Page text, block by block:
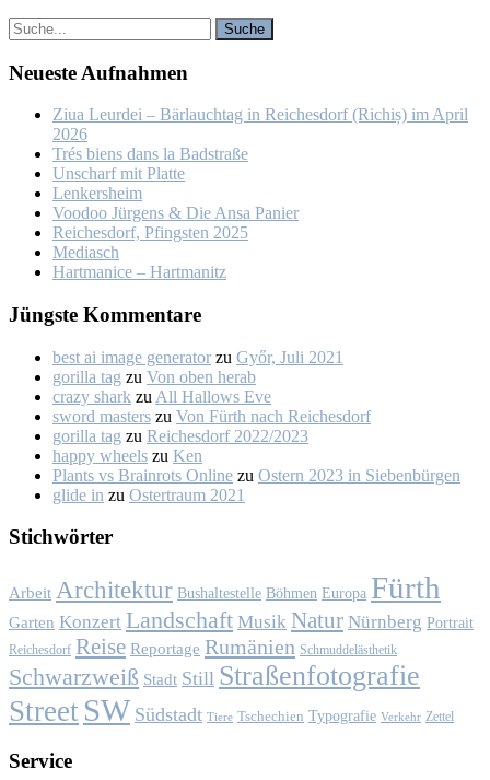
Neu­es­te Auf­nah­men
Ziua Leur­dei – Bär­lauch­tag in Rei­ches­dorf (Ri­chiș) im April
2026
Trés biens dans la Bad­stra­ße
Un­scharf mit Plat­te
Len­kers­heim
Voo­doo Jür­gens & Die An­sa Pa­nier
Rei­ches­dorf, Pfings­ten 2025
Me­dia­sch
Hart­ma­nice – Hart­ma­nitz
Jüngs­te Kom­men­ta­re
best ai image generator zu Győr, Ju­li 2021
gorilla tag zu Von oben her­ab
crazy shark zu All Hal­lows Eve
sword masters zu Von Fürth nach Rei­ches­dorf
gorilla tag zu Rei­ches­dorf 2022/2023
happy wheels zu Ken
Plants vs Brainrots Online zu Os­tern 2023 in Sie­ben­bür­gen
glide in zu Os­ter­traum 2021
Stich­wör­ter
Arbeit Architektur Bushaltestelle Böhmen Europa Fürth
Garten Konzert Landschaft Musik Natur Nürnberg Portrait
Reichesdorf Reise Reportage Rumänien Schmuddelästhetik
Schwarzweiß Stadt Still Straßenfotografie
Street SW Südstadt Tiere Tschechien Typografie Verkehr Zettel
Ser­vice